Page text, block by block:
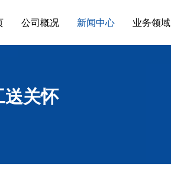
公司概况 新闻中心 业务领域
送关怀